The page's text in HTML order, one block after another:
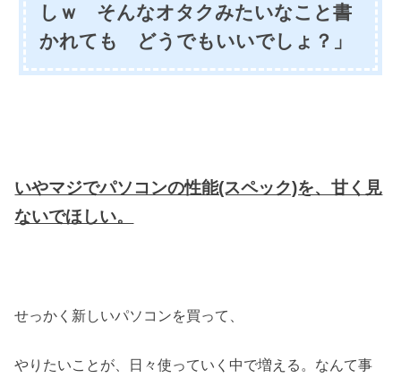
しｗ そんなオタクみたいなこと書
かれても どうでもいいでしょ？」
いやマジでパソコンの性能(スペック)を、甘く見
ないでほしい。
せっかく新しいパソコンを買って、
やりたいことが、日々使っていく中で増える。なんて事